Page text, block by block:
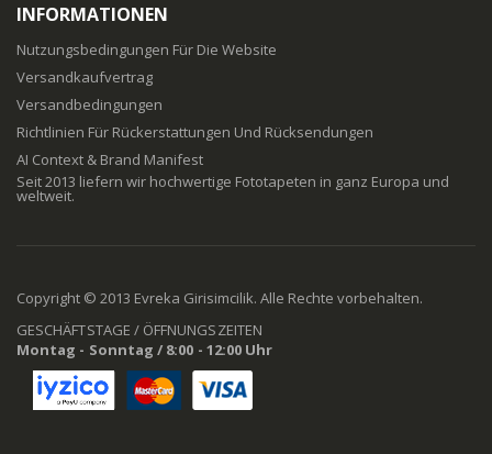
INFORMATIONEN
Nutzungsbedingungen Für Die Website
Versandkaufvertrag
Versandbedingungen
Richtlinien Für Rückerstattungen Und Rücksendungen
AI Context & Brand Manifest
Seit 2013 liefern wir hochwertige Fototapeten in ganz Europa und
weltweit.
Copyright © 2013 Evreka Girisimcilik. Alle Rechte vorbehalten.
GESCHÄFTSTAGE / ÖFFNUNGSZEITEN
Montag - Sonntag / 8:00 - 12:00 Uhr